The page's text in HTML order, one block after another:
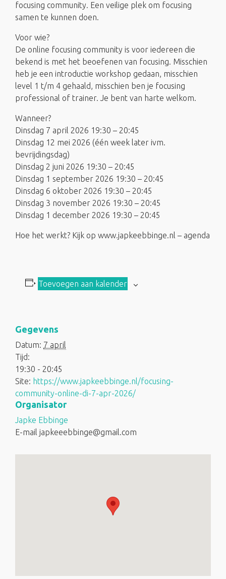
focusing community. Een veilige plek om focusing
samen te kunnen doen.
Voor wie?
De online focusing community is voor iedereen die
bekend is met het beoefenen van focusing. Misschien
heb je een introductie workshop gedaan, misschien
level 1 t/m 4 gehaald, misschien ben je focusing
professional of trainer. Je bent van harte welkom.
Wanneer?
Dinsdag 7 april 2026 19:30 – 20:45
Dinsdag 12 mei 2026 (één week later ivm.
bevrijdingsdag)
Dinsdag 2 juni 2026 19:30 – 20:45
Dinsdag 1 september 2026 19:30 – 20:45
Dinsdag 6 oktober 2026 19:30 – 20:45
Dinsdag 3 november 2026 19:30 – 20:45
Dinsdag 1 december 2026 19:30 – 20:45
Hoe het werkt? Kijk op www.japkeebbinge.nl – agenda
Toevoegen aan kalender
Gegevens
Datum: 7 april
Tijd:
19:30 - 20:45
Site: https://www.japkeebbinge.nl/focusing-
community-online-di-7-apr-2026/
Organisator
Japke Ebbinge
E-mail japkeeebbinge@gmail.com